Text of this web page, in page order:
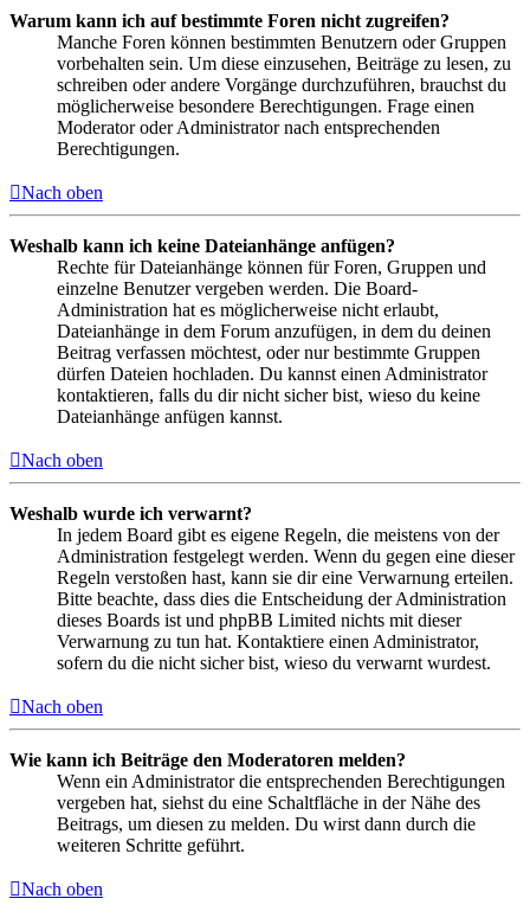
Warum kann ich auf bestimmte Foren nicht zugreifen?
Manche Foren können bestimmten Benutzern oder Gruppen
vorbehalten sein. Um diese einzusehen, Beiträge zu lesen, zu
schreiben oder andere Vorgänge durchzuführen, brauchst du
möglicherweise besondere Berechtigungen. Frage einen
Moderator oder Administrator nach entsprechenden
Berechtigungen.
Nach oben
Weshalb kann ich keine Dateianhänge anfügen?
Rechte für Dateianhänge können für Foren, Gruppen und
einzelne Benutzer vergeben werden. Die Board-
Administration hat es möglicherweise nicht erlaubt,
Dateianhänge in dem Forum anzufügen, in dem du deinen
Beitrag verfassen möchtest, oder nur bestimmte Gruppen
dürfen Dateien hochladen. Du kannst einen Administrator
kontaktieren, falls du dir nicht sicher bist, wieso du keine
Dateianhänge anfügen kannst.
Nach oben
Weshalb wurde ich verwarnt?
In jedem Board gibt es eigene Regeln, die meistens von der
Administration festgelegt werden. Wenn du gegen eine dieser
Regeln verstoßen hast, kann sie dir eine Verwarnung erteilen.
Bitte beachte, dass dies die Entscheidung der Administration
dieses Boards ist und phpBB Limited nichts mit dieser
Verwarnung zu tun hat. Kontaktiere einen Administrator,
sofern du die nicht sicher bist, wieso du verwarnt wurdest.
Nach oben
Wie kann ich Beiträge den Moderatoren melden?
Wenn ein Administrator die entsprechenden Berechtigungen
vergeben hat, siehst du eine Schaltfläche in der Nähe des
Beitrags, um diesen zu melden. Du wirst dann durch die
weiteren Schritte geführt.
Nach oben